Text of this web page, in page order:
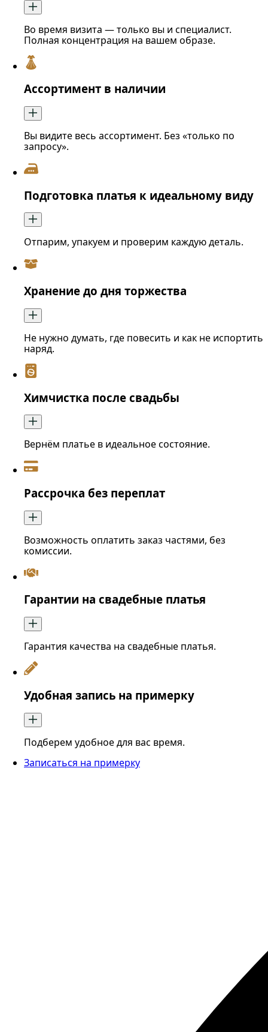
Во время визита — только вы и специалист.
Полная концентрация на вашем образе.
Ассортимент в наличии
Вы видите весь ассортимент. Без «только по
запросу».
Подготовка платья к идеальному виду
Отпарим, упакуем и проверим каждую деталь.
Хранение до дня торжества
Не нужно думать, где повесить и как не испортить
наряд.
Химчистка после свадьбы
Вернём платье в идеальное состояние.
Рассрочка без переплат
Возможность оплатить заказ частями, без
комиссии.
Гарантии на свадебные платья
Гарантия качества на свадебные платья.
Удобная запись на примерку
Подберем удобное для вас время.
Записаться на примерку